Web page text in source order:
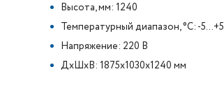
Высота, мм: 1240
Температурный диапазон, °C: -5...+5
Напряжение: 220 В
ДxШxВ: 1875x1030x1240 мм